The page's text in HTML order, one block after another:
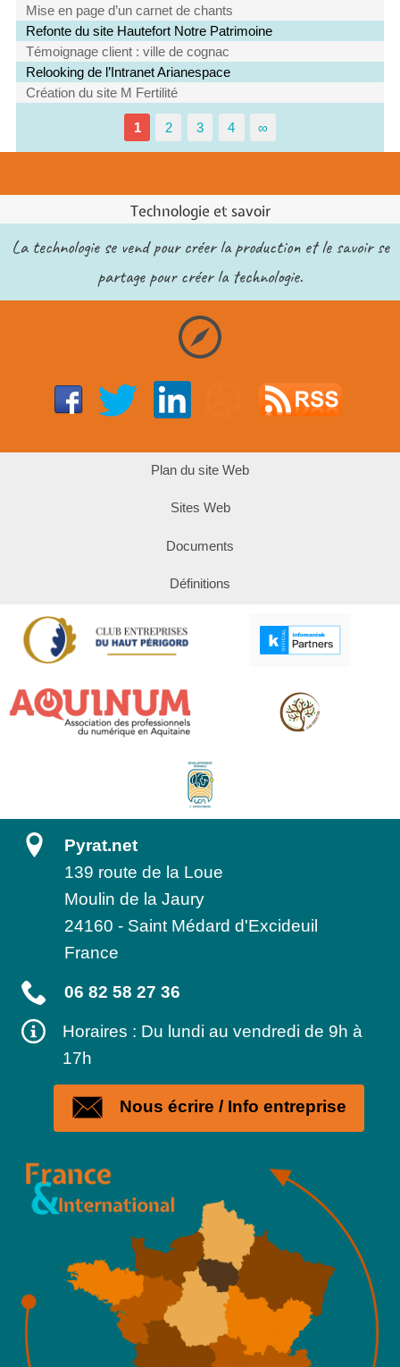
Mise en page d’un carnet de chants
Refonte du site Hautefort Notre Patrimoine
Témoignage client : ville de cognac
Relooking de l’Intranet Arianespace
Création du site M Fertilité
1 2 3 4 ∞
Technologie et savoir
La technologie se vend pour créer la production et le savoir se
partage pour créer la technologie.
Plan du site Web
Sites Web
Documents
Définitions
Pyrat.net
139 route de la Loue
Moulin de la Jaury
24160 - Saint Médard d'Excideuil
France
06 82 58 27 36
Horaires : Du lundi au vendredi de 9h à
17h
Nous écrire / Info entreprise